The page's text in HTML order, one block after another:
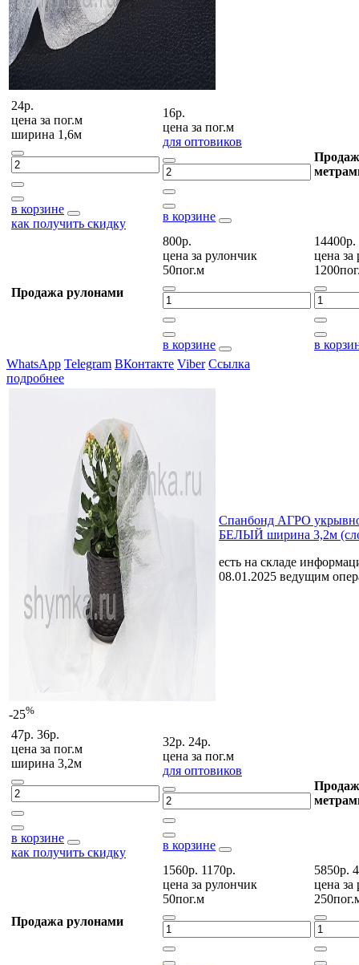
24р.
цена за пог.м
ширина 1,6м
в корзине
как получить скидку
16р.
цена за пог.м
для оптовиков
в корзине
Продажа рулонами
800р.
цена за рулончик
50пог.м
в корзине
14400р.
цена за
в
WhatsApp Telegram ВКонтакте Viber Ссылка
подробнее
-25%
Спанбонд АГРО
БЕЛЫЙ ширина 3,2м
есть на складе
08.01.2025 ведущим
47р. 36р.
цена за пог.м
ширина 3,2м
в корзине
как получить скидку
32р. 24р.
цена за пог.м
для оптовиков
в корзине
Продажа рулонами
1560р. 1170р.
цена за рулончик
50пог.м
5850р.
цена за